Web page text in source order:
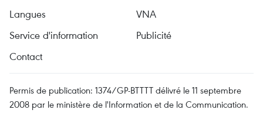
Langues
VNA
Service d'information
Publicité
Contact
Permis de publication: 1374/GP-BTTTT délivré le 11 septembre
2008 par le ministère de l'Information et de la Communication.